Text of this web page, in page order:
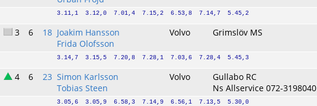
3.11,1  3.12,0  7.01,4  7.15,2  6.53,8  7.14,7  5.45,2
3 6 18 Joakim Hansson
Frida Olofsson
Volvo Grimslöv MS
3.14,7  3.15,5  7.20,8  7.28,1  7.03,6  7.28,4  5.45,3
4 6 23 Simon Karlsson
Tobias Steen
Volvo
Gullabo RC
Ns Allservice 072-3198040
3.05,6  3.05,9  6.58,3  7.14,9  6.56,1  7.13,5  5.30,0